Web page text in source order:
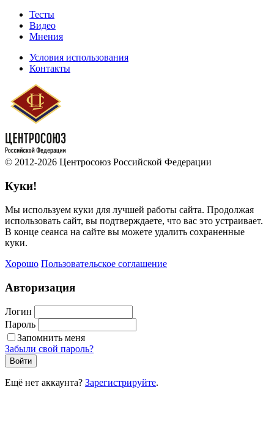
Тесты
Видео
Мнения
Условия использования
Контакты
© 2012-2026 Центросоюз Российской Федерации
Куки!
Мы используем куки для лучшей работы сайта. Продолжая
использовать сайт, вы подтверждаете, что вас это устраивает.
В конце сеанса на сайте вы можете удалить сохраненные
куки.
Хорошо Пользовательское соглашение
Авторизация
Логин
Пароль
Запомнить меня
Забыли свой пароль?
Войти
Ещё нет аккаунта? Зарегистрируйте.